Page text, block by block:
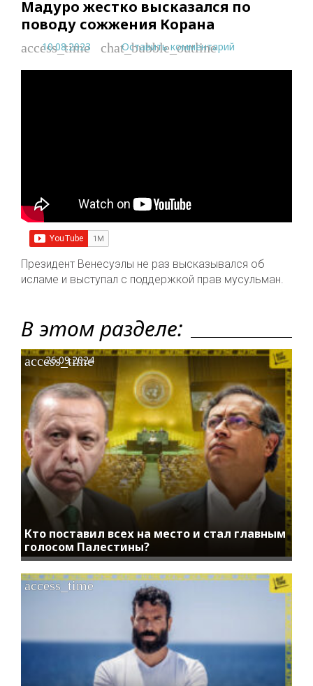
Мадуро жестко высказался по
поводу сожжения Корана
access_time
10.08.2023 chat_bubble_outline
Оставить комментарий
Президент Венесуэлы не раз высказывался об
исламе и выступал с поддержкой прав мусульман.
В этом разделе:
Кто поставил всех на место и стал главным
голосом Палестины?
access_time
26.09.2024
access_time